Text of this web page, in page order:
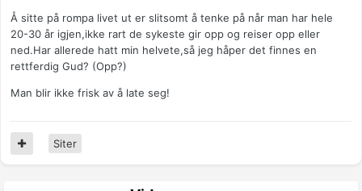
Å sitte på rompa livet ut er slitsomt å tenke på når man har hele
20-30 år igjen,ikke rart de sykeste gir opp og reiser opp eller
ned.Har allerede hatt min helvete,så jeg håper det finnes en
rettferdig Gud? (Opp?)
Man blir ikke frisk av å late seg!
Siter